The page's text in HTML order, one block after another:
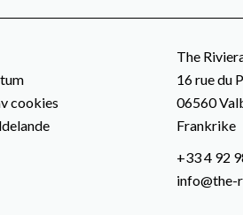
cookies
The
16 rue du
06560
Frankrike
+33 4 92
info@the-